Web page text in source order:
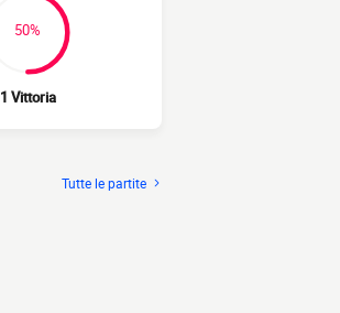
50%
1 Vittoria
Tutte le partite